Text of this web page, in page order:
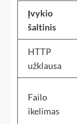
Įvykio
šaltinis
HTTP
užklausa
Failo
ikelimas